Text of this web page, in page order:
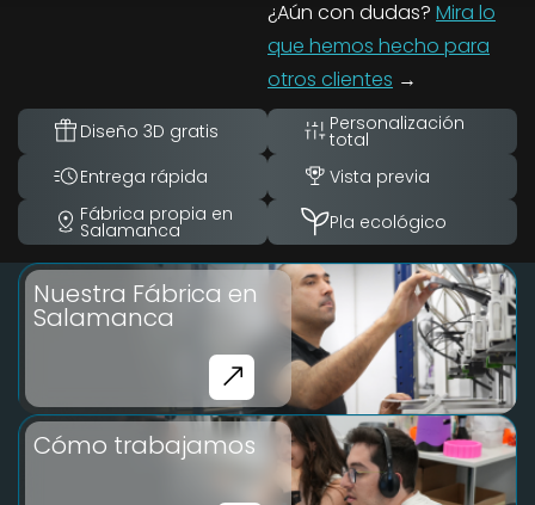
¿Aún con dudas? Mira lo
que hemos hecho para
otros clientes →
Diseño 3D gratis Personalización
total
Entrega rápida
Vista previa
Fábrica propia en
Salamanca Pla ecológico
Nuestra Fábrica en
Salamanca
Cómo trabajamos